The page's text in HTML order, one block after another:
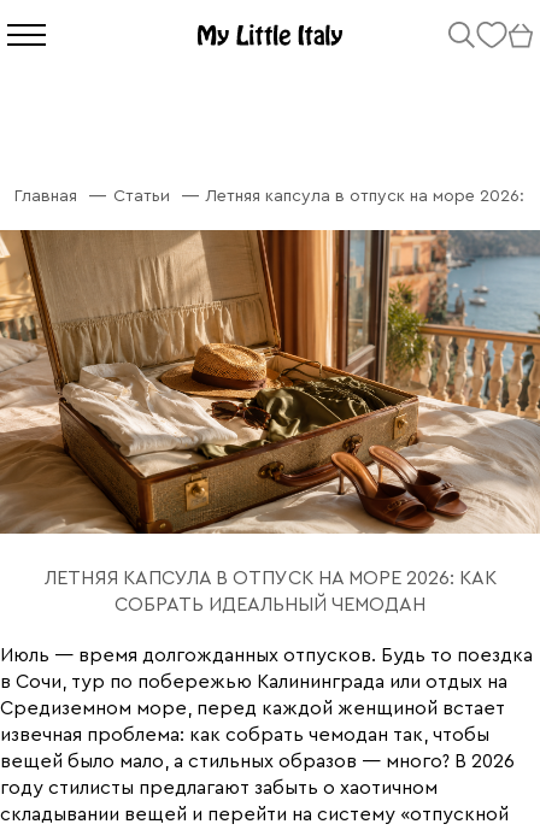
Главная Статьи Летняя капсула в отпуск на море 2026:
ЛЕТНЯЯ КАПСУЛА В ОТПУСК НА МОРЕ 2026: КАК
СОБРАТЬ ИДЕАЛЬНЫЙ ЧЕМОДАН
Июль — время долгожданных отпусков. Будь то поездка
в Сочи, тур по побережью Калининграда или отдых на
Средиземном море, перед каждой женщиной встает
извечная проблема: как собрать чемодан так, чтобы
вещей было мало, а стильных образов — много? В 2026
году стилисты предлагают забыть о хаотичном
складывании вещей и перейти на систему «отпускной